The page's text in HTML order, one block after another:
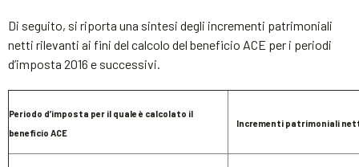
Di seguito, si riporta una sintesi degli incrementi patrimoniali
netti rilevanti ai fini del calcolo del beneficio ACE per i periodi
d’imposta 2016 e successivi.
Periodo d’imposta per il quale è calcolato il
beneficio ACE
Incrementi patrimoniali